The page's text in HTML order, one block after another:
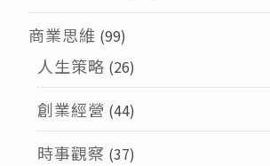
商業思維 (99)
人生策略 (26)
創業經營 (44)
時事觀察 (37)